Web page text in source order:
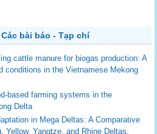
bài báo - Tạp chí
cattle manure for biogas production: A
conditions in the Vietnamese Mekong
based farming systems in the
Delta
in Mega Deltas: A Comparative
Yellow, Yangtze, and Rhine Deltas.